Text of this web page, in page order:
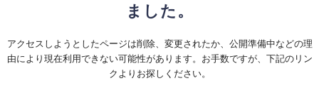
ました。
アクセスしようとしたページは削除、変更されたか、公開準備中などの理
由により現在利用できない可能性があります。お手数ですが、下記のリン
クよりお探しください。